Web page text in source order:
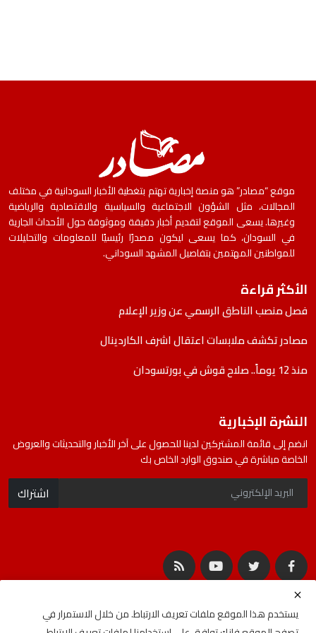
موقع “مصادر” هو منصة إخبارية تهتم بتغطية الأخبار السودانية في مختلف
المجالات، مثل الشؤون الاجتماعية والسياسية والاقتصادية والرياضية
وغيرها. يسعى الموقع لتقديم أخبار دقيقة وموثوقة حول الأحداث الجارية
في السودان، كما يسعى ليكون مصدرًا رئيسيًا للمعلومات والتحليلات
للمواطنين المهتمين بتفاصيل المشهد السوداني.
الأكثر قراءة
فصل منصب الناطق الرسمي عن وزير الإعلام
مصادر تكشف ملابسات اعتقال اشرف الكاردينال
منذ 12 يوماً.. صلاح قوش في بورتسودان
النشرة الإخبارية
انضم إلى قائمة المشتركين لدينا للحصول على آخر الأخبار والتحديثات والعروض
الخاصة مباشرة في صندوق الوارد الخاص بك
اشتراك
يستخدم هذا الموقع ملفات تعريف الارتباط. من خلال الاستمرار في